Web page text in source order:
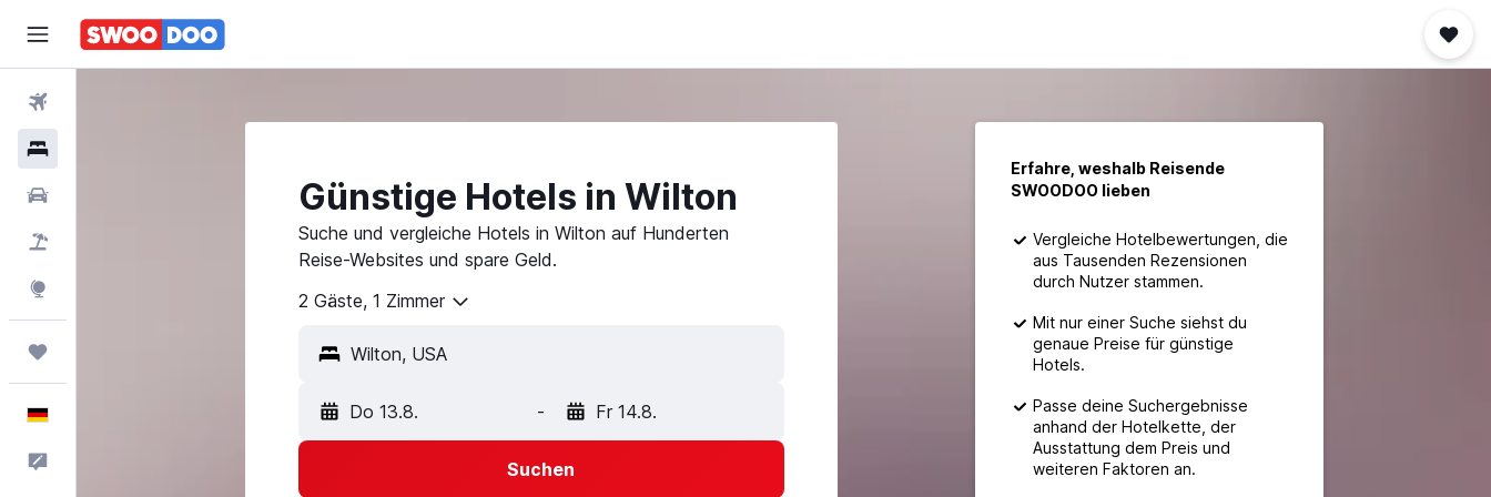
Günstige Hotels in Wilton
Suche und vergleiche Hotels in Wilton auf Hunderten
Reise-Websites und spare Geld.
2 Gäste, 1 Zimmer
Do 13.8. - Fr 14.8.
Suchen
Erfahre, weshalb Reisende
SWOODOO lieben
Vergleiche Hotelbewertungen, die
aus Tausenden Rezensionen
durch Nutzer stammen.
Mit nur einer Suche siehst du
genaue Preise für günstige
Hotels.
Passe deine Suchergebnisse
anhand der Hotelkette, der
Ausstattung dem Preis und
weiteren Faktoren an.